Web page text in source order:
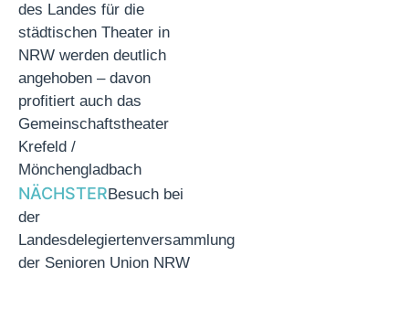
des Landes für die
städtischen Theater in
NRW werden deutlich
angehoben – davon
profitiert auch das
Gemeinschaftstheater
Krefeld /
Mönchengladbach
NÄCHSTERBesuch bei
der
Landesdelegiertenversammlung
der Senioren Union NRW